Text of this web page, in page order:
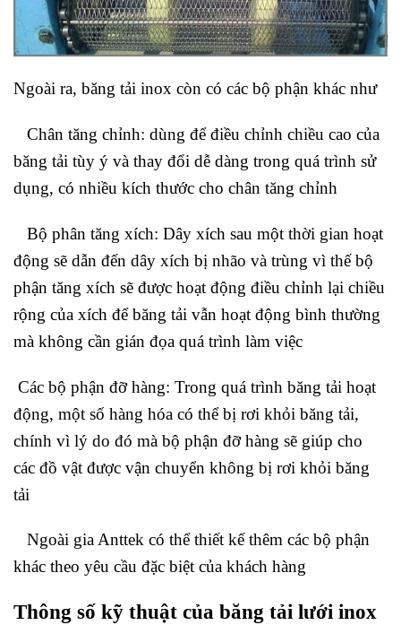
Ngoài ra, băng tải inox còn có các bộ phận khác như
Chân tăng chỉnh: dùng để điều chỉnh chiều cao của
băng tải tùy ý và thay đổi dễ dàng trong quá trình sử
dụng, có nhiều kích thước cho chân tăng chỉnh
Bộ phân tăng xích: Dây xích sau một thời gian hoạt
động sẽ dẫn đến dây xích bị nhão và trùng vì thế bộ
phận tăng xích sẽ được hoạt động điều chỉnh lại chiều
rộng của xích để băng tải vẫn hoạt động bình thường
mà không cần gián đọa quá trình làm việc
Các bộ phận đỡ hàng: Trong quá trình băng tải hoạt
động, một số hàng hóa có thể bị rơi khỏi băng tải,
chính vì lý do đó mà bộ phận đỡ hàng sẽ giúp cho
các đồ vật được vận chuyển không bị rơi khỏi băng
tải
Ngoài gia Anttek có thể thiết kế thêm các bộ phận
khác theo yêu cầu đặc biệt của khách hàng
Thông số kỹ thuật của băng tải lưới inox